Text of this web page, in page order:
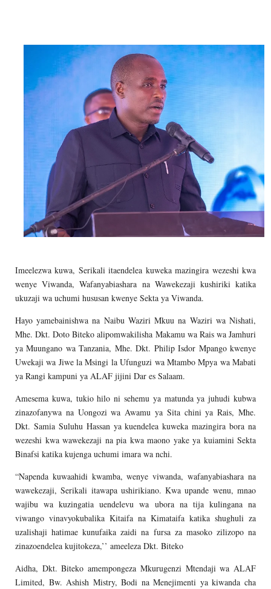
MSUMBA-Aug 09 2026
SERIKALI YASISITIZA MATUMIZI YA
MSUMBA-Aug 09 2026
Kutafuta Ladha Tofauti? ORIJIN Ndio
OSCAR ASSENGA
Imeelezwa kuwa, Serikali itaendelea kuweka mazingira wezeshi kwa
wenye Viwanda, Wafanyabiashara na Wawekezaji kushiriki katika
ukuzaji wa uchumi hususan kwenye Sekta ya Viwanda.
Hayo yamebainishwa na Naibu Waziri Mkuu na Waziri wa Nishati,
Mhe. Dkt. Doto Biteko alipomwakilisha Makamu wa Rais wa Jamhuri
ya Muungano wa Tanzania, Mhe. Dkt. Philip Isdor Mpango kwenye
Uwekaji wa Jiwe la Msingi la Ufunguzi wa Mtambo Mpya wa Mabati
ya Rangi kampuni ya ALAF jijini Dar es Salaam.
Amesema kuwa, tukio hilo ni sehemu ya matunda ya juhudi kubwa
zinazofanywa na Uongozi wa Awamu ya Sita chini ya Rais, Mhe.
Dkt. Samia Suluhu Hassan ya kuendelea kuweka mazingira bora na
wezeshi kwa wawekezaji na pia kwa maono yake ya kuiamini Sekta
Binafsi katika kujenga uchumi imara wa nchi.
“Napenda kuwaahidi kwamba, wenye viwanda, wafanyabiashara na
wawekezaji, Serikali itawapa ushirikiano. Kwa upande wenu, mnao
wajibu wa kuzingatia uendelevu wa ubora na tija kulingana na
viwango vinavyokubalika Kitaifa na Kimataifa katika shughuli za
uzalishaji hatimae kunufaika zaidi na fursa za masoko zilizopo na
zinazoendelea kujitokeza,’’ ameeleza Dkt. Biteko
Aidha, Dkt. Biteko amempongeza Mkurugenzi Mtendaji wa ALAF
Limited, Bw. Ashish Mistry, Bodi na Menejimenti ya kiwanda cha